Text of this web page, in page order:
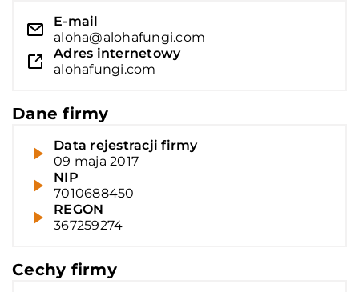
E-mail
aloha@alohafungi.com
Adres internetowy
alohafungi.com
Dane firmy
Data rejestracji firmy
09 maja 2017
NIP
7010688450
REGON
367259274
Cechy firmy